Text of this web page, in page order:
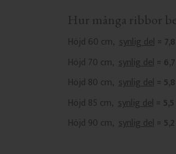
Hur många ribbor
Höjd 60 cm, synlig del =
Höjd 70 cm, synlig del =
Höjd 80 cm, synlig del =
Höjd 85 cm, synlig del =
Höjd 90 cm, synlig del =